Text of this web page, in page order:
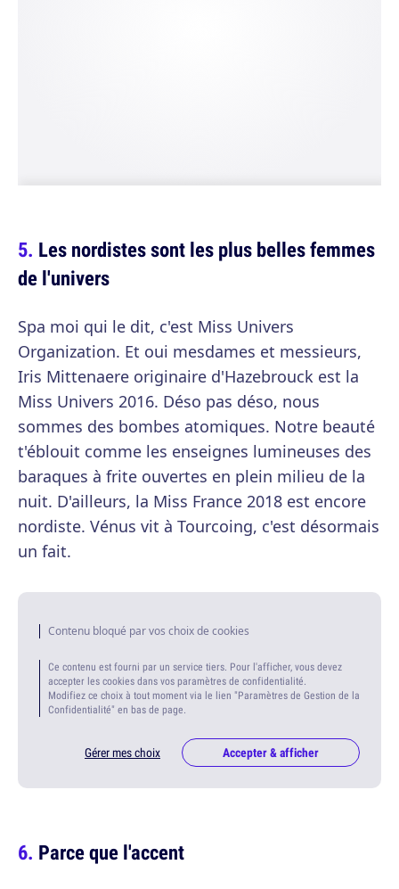
Les nordistes sont les plus belles femmes
de l'univers
Spa moi qui le dit, c'est Miss Univers
Organization. Et oui mesdames et messieurs,
Iris Mittenaere originaire d'Hazebrouck est la
Miss Univers 2016. Déso pas déso, nous
sommes des bombes atomiques. Notre beauté
t'éblouit comme les enseignes lumineuses des
baraques à frite ouvertes en plein milieu de la
nuit. D'ailleurs, la Miss France 2018 est encore
nordiste. Vénus vit à Tourcoing, c'est désormais
un fait.
Contenu bloqué par vos choix de cookies
Ce contenu est fourni par un service tiers. Pour l'afficher, vous devez
accepter les cookies dans vos paramètres de confidentialité.
Modifiez ce choix à tout moment via le lien "Paramètres de Gestion de la
Confidentialité" en bas de page.
Gérer mes choix Accepter & afficher
Parce que l'accent